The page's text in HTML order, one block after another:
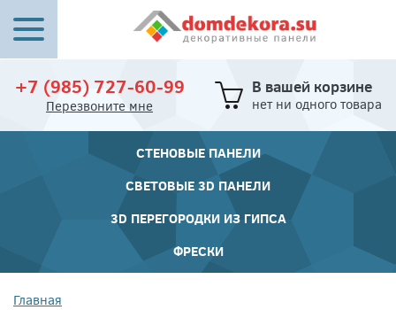
+7 (985) 727-60-99
Перезвоните мне
В вашей корзине
нет ни одного товара
СТЕНОВЫЕ ПАНЕЛИ
СВЕТОВЫЕ 3D ПАНЕЛИ
3D ПЕРЕГОРОДКИ ИЗ ГИПСА
ФРЕСКИ
Главная